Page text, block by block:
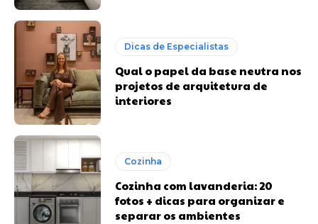
Dicas de Especialistas
Qual o papel da base neutra nos
projetos de arquitetura de
interiores
Cozinha
Cozinha com lavanderia: 20
fotos + dicas para organizar e
separar os ambientes